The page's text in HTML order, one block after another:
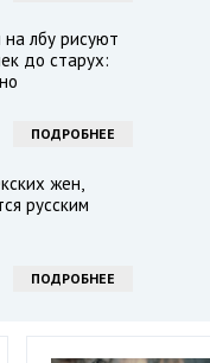
лбу рисуют
до старух:
ПОДРОБНЕЕ
жен,
русским
ПОДРОБНЕЕ